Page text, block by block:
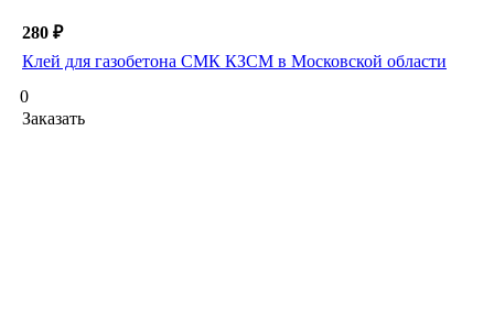
280 ₽
Клей для газобетона СМК КЗСМ в Московской области
0
Заказать